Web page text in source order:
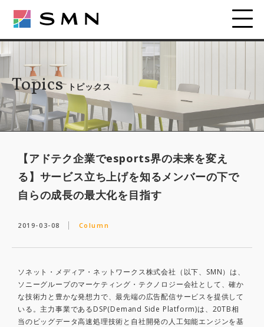
Topics トピックス
【アドテク企業でesports界の未来を変え
る】サービス立ち上げを知るメンバーの下で
自らの成長の最大化を目指す
2019-03-08 Column
ソネット・メディア・ネットワークス株式会社（以下、SMN）は、
ソニーグループのマーケティング・テクノロジー会社として、確か
な技術力と豊かな発想力で、最先端の広告配信サービスを提供して
いる。主力事業であるDSP(Demand Side Platform)は、20TB相
当のビッグデータ高速処理技術と自社開発の人工知能エンジンを基